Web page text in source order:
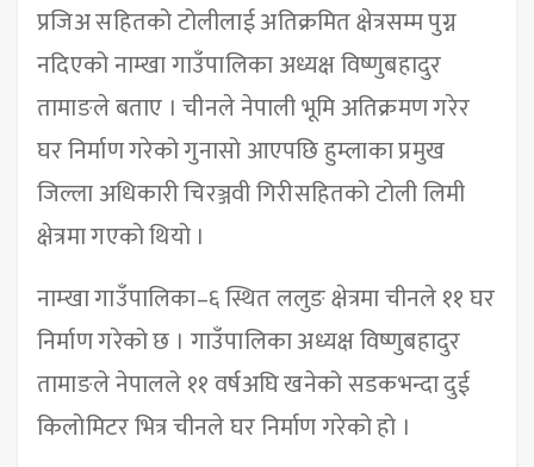
प्रजिअ सहितको टोलीलाई अतिक्रमित क्षेत्रसम्म पुग्न
नदिएको नाम्खा गाउँपालिका अध्यक्ष विष्णुबहादुर
तामाङले बताए । चीनले नेपाली भूमि अतिक्रमण गरेर
घर निर्माण गरेको गुनासो आएपछि हुम्लाका प्रमुख
जिल्ला अधिकारी चिरञ्जवी गिरीसहितको टोली लिमी
क्षेत्रमा गएको थियो ।
नाम्खा गाउँपालिका–६ स्थित ललुङ क्षेत्रमा चीनले ११ घर
निर्माण गरेको छ । गाउँपालिका अध्यक्ष विष्णुबहादुर
तामाङले नेपालले ११ वर्षअघि खनेको सडकभन्दा दुई
किलोमिटर भित्र चीनले घर निर्माण गरेको हो ।